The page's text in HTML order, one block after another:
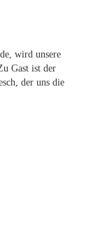
wird unsere
Gast ist der
der uns die